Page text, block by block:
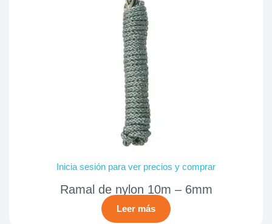
Inicia sesión para ver precios y comprar
Ramal de nylon 10m – 6mm
Leer más